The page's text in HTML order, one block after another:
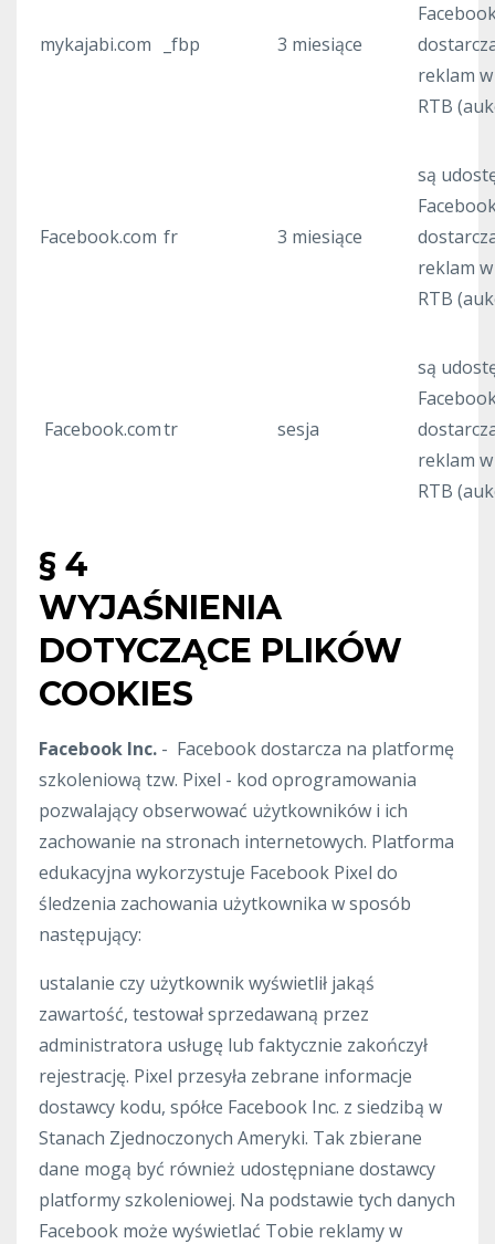
mykajabi.com _fbp 3 miesiące
reklam
RTB
Facebook.com fr 3 miesiące
są
reklam
RTB
Facebook.comtr sesja
są
reklam
RTB
§ 4
WYJAŚNIENIA
DOTYCZĄCE PLIKÓW
COOKIES
Facebook Inc. - Facebook dostarcza na platformę
szkoleniową tzw. Pixel - kod oprogramowania
pozwalający obserwować użytkowników i ich
zachowanie na stronach internetowych. Platforma
edukacyjna wykorzystuje Facebook Pixel do
śledzenia zachowania użytkownika w sposób
następujący:
ustalanie czy użytkownik wyświetlił jakąś
zawartość, testował sprzedawaną przez
administratora usługę lub faktycznie zakończył
rejestrację. Pixel przesyła zebrane informacje
dostawcy kodu, spółce Facebook Inc. z siedzibą w
Stanach Zjednoczonych Ameryki. Tak zbierane
dane mogą być również udostępniane dostawcy
platformy szkoleniowej. Na podstawie tych danych
Facebook może wyświetlać Tobie reklamy w